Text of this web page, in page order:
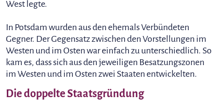
West legte.
In Potsdam wurden aus den ehemals Verbündeten
Gegner. Der Gegensatz zwischen den Vorstellungen im
Westen und im Osten war einfach zu unterschiedlich. So
kam es, dass sich aus den jeweiligen Besatzungszonen
im Westen und im Osten zwei Staaten entwickelten.
Die doppelte Staatsgründung